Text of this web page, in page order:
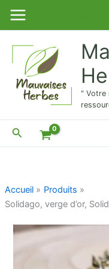
" Votre
Rechercher
Accueil
Produits
Solidago, verge d’or,
quantité